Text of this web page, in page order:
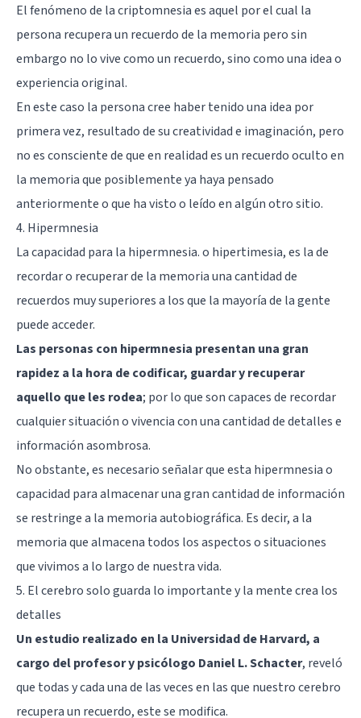
El fenómeno de la criptomnesiaes aquel por el cual la
persona recupera un recuerdo de la memoria pero sin
embargo no lo vive como un recuerdo, sino como una idea o
experiencia original.
En este caso la persona cree haber tenido una idea por
primera vez, resultado de su creatividad e imaginación, pero
no es consciente de que en realidad es un recuerdo oculto en
la memoria que posiblemente ya haya pensado
anteriormente o que ha visto o leído en algún otro sitio.
4. Hipermnesia
La capacidad para la hipermnesia. o hipertimesia, es la de
recordar o recuperar de la memoria una cantidad de
recuerdos muy superiores a los que la mayoría de la gente
puede acceder.
Las personas con hipermnesia presentan una gran
rapidez a la hora de codificar, guardar y recuperar
aquello que les rodea; por lo que son capaces de recordar
cualquier situación o vivencia con una cantidad de detalles e
información asombrosa.
No obstante, es necesario señalar que esta hipermnesia o
capacidad para almacenar una gran cantidad de información
se restringe a la memoria autobiográfica. Es decir, a la
memoria que almacena todos los aspectos o situaciones
que vivimos a lo largo de nuestra vida.
5. El cerebro solo guarda lo importante y la mente crea los
detalles
Un estudio realizado en la Universidad de Harvard, a
cargo del profesor y psicólogo Daniel L. Schacter, reveló
que todas y cada una de las veces en las que nuestro cerebro
recupera un recuerdo, este se modifica.